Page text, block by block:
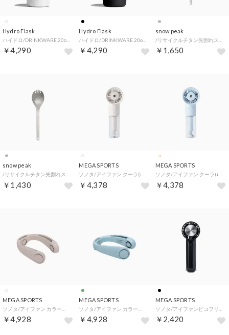
Hydro Flask
￥4,290
Hydro Flask
￥4,290
snow peak
￥1,650
snow peak
￥1,430
MEGA SPORTS
￥4,378
MEGA SPORTS
￥4,378
MEGA SPORTS
￥4,928
MEGA SPORTS
￥4,928
MEGA SPORTS
￥2,420